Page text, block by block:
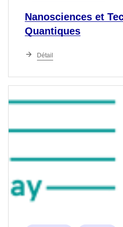
Nanosciences et
Quantiques
Détail